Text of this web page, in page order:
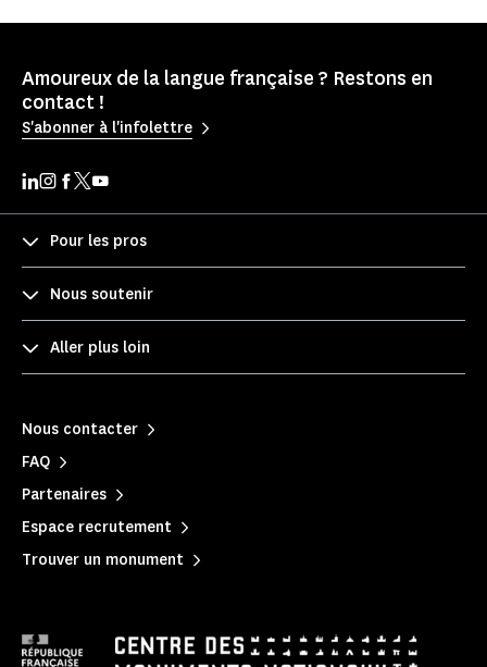
Amoureux de la langue française ? Restons en
contact !
S'abonner à l'infolettre
Pour les pros
Nous soutenir
Aller plus loin
Nous contacter
FAQ
Partenaires
Espace recrutement
Trouver un monument